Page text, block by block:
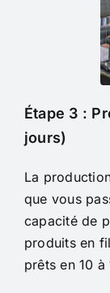
Étape 3 :
jours)
La
que vous
capacité de
produits en
prêts en 10 à